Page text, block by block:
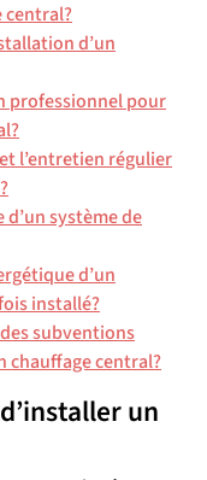
central?
d’un
professionnel pour
l’entretien régulier
système de
d’un
installé?
subventions
chauffage central?
un